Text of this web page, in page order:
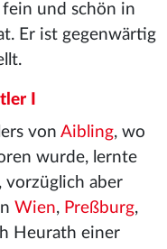
und schön in
Er ist gegenwärtig
I
von Aibling, wo
wurde, lernte
vorzüglich aber
Wien, Preßburg,
Heurath einer